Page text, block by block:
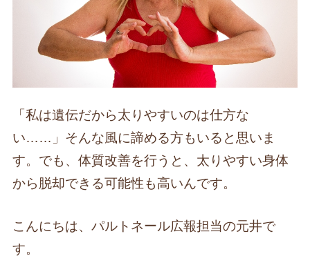
「私は遺伝だから太りやすいのは仕方な
い……」そんな風に諦める方もいると思いま
す。でも、体質改善を行うと、太りやすい身体
から脱却できる可能性も高いんです。
こんにちは、パルトネール広報担当の元井で
す。